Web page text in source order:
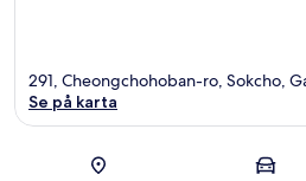
Karta
291, Cheongchohoban-ro, Sokcho,
Se på karta